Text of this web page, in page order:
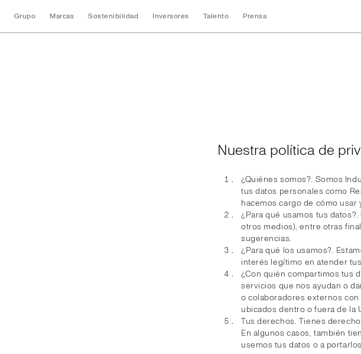
Grupo Marcas Sostenibilidad Inversores Talento Prensa
Nuestra política de
¿Quiénes somos?. Somos
tus datos personales como
hacemos cargo de cómo usar
¿Para qué usamos tus
otros medios), entre otras
sugerencias.
¿Para qué los usamos?.
interés legítimo en atender
¿Con quién compartimos tus
servicios que nos ayudan o
o colaboradores externos
ubicados dentro o fuera de la
Tus derechos. Tienes
En algunos casos, también
usemos tus datos o a